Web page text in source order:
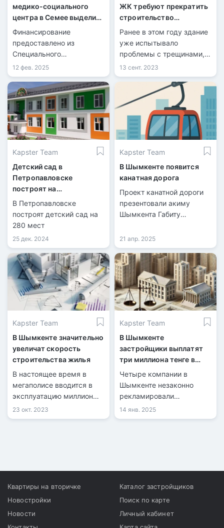
медико-социального
центра в Семее выделили
2,6 млрд тенге из
Финансирование
предоставлено из
Специального
государственного фонда.
12 фев. 2025
ЖК требуют прекратить
строительство
бассейнов в подвалах
Ранее в этом году здание
уже испытывало
проблемы с трещинами, а
внутри квартир появились
повреждения на стенах.
13 сент. 2023
Kapster Team
Детский сад в
Петропавловске
построят на
возвращенные активы
В Петропавловске
построят детский сад на
280 мест
25 дек. 2024
Kapster Team
В Шымкенте появится
канатная дорога
Проект канатной дороги
презентовали акиму
Шымкента Габиту
21 апр. 2025
Kapster Team
В Шымкенте значительно
увеличат скорость
строительства жилья
В настоящее время в
мегаполисе вводится в
эксплуатацию миллион
квадратных метров
жилья ежегодно.
23 окт. 2023
Kapster Team
В Шымкенте
застройщики выплатят
три миллиона тенге в
рамках
административных мер
Четыре компании в
Шымкенте незаконно
рекламировали
жилищное строительство
для привлечения средств
14 янв. 2025
Квартиры на вторичке
Новостройки
Новости
Каталог застройщиков
Поиск по карте
Личный кабинет